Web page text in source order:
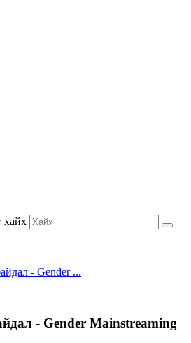
хайх
- Gender ...
- Gender Mainstreaming